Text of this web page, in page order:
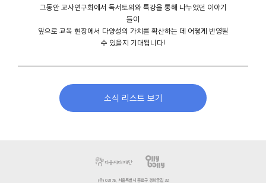
그동안 교사연구회에서 독서토의와 특강을 통해 나누었던 이야기
들이
앞으로 교육 현장에서 다양성의 가치를 확산하는 데 어떻게 반영될
수 있을지 기대됩니다!
소식 리스트 보기
(우) 03175, 서울특별시 종로구 경희궁길 32